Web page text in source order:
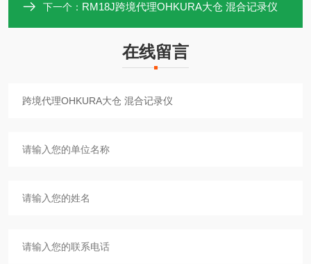
下一个： RM18J跨境代理OHKURA大仓 混合记录仪
在线留言